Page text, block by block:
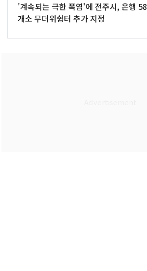
'계속되는 극한 폭염'에 전주시, 은행 58
개소 무더위쉼터 추가 지정